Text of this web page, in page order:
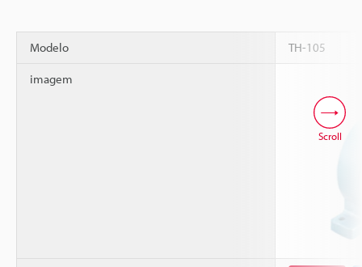
Modelo TH-105
imagem
Scroll